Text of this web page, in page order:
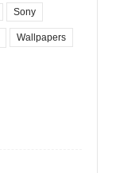
Sony
Wallpapers